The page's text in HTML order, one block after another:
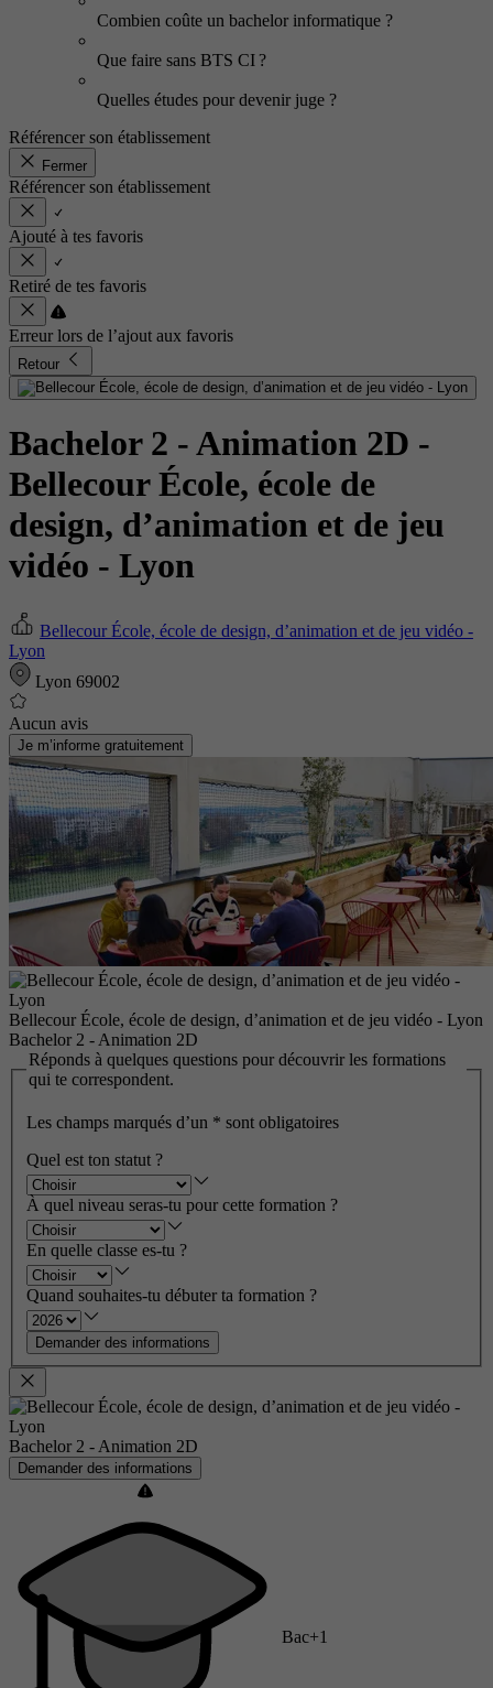
Combien coûte un bachelor informatique ?
Que faire sans BTS CI ?
Quelles études pour devenir juge ?
Référencer son établissement
Fermer
Référencer son établissement
Ajouté à tes favoris
Retiré de tes favoris
Erreur lors de l’ajout aux favoris
Retour
Bachelor 2 - Animation 2D -
Bellecour École, école de
design, d’animation et de jeu
vidéo - Lyon
Bellecour École, école de design, d’animation et de jeu vidéo -
Lyon
Lyon 69002
Aucun avis
Je m’informe gratuitement
Bellecour École, école de design, d’animation et de jeu vidéo - Lyon
Bachelor 2 - Animation 2D
Réponds à quelques questions pour découvrir les formations
qui te correspondent.
Les champs marqués d’un * sont obligatoires
Quel est ton statut ?
À quel niveau seras-tu pour cette formation ?
En quelle classe es-tu ?
Quand souhaites-tu débuter ta formation ?
Demander des informations
Bachelor 2 - Animation 2D
Demander des informations
Bac+1